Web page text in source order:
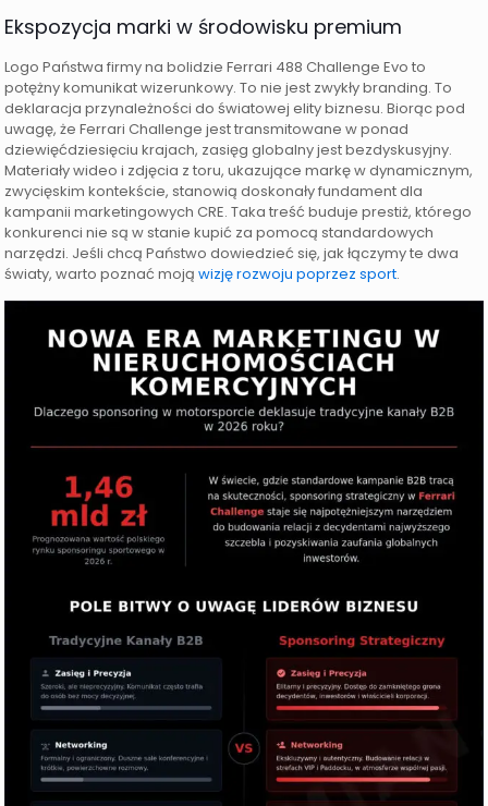
Ekspozycja marki w środowisku premium
Logo Państwa firmy na bolidzie Ferrari 488 Challenge Evo to
potężny komunikat wizerunkowy. To nie jest zwykły branding. To
deklaracja przynależności do światowej elity biznesu. Biorąc pod
uwagę, że Ferrari Challenge jest transmitowane w ponad
dziewięćdziesięciu krajach, zasięg globalny jest bezdyskusyjny.
Materiały wideo i zdjęcia z toru, ukazujące markę w dynamicznym,
zwycięskim kontekście, stanowią doskonały fundament dla
kampanii marketingowych CRE. Taka treść buduje prestiż, którego
konkurenci nie są w stanie kupić za pomocą standardowych
narzędzi. Jeśli chcą Państwo dowiedzieć się, jak łączymy te dwa
światy, warto poznać mojąwizję rozwoju poprzez sport.